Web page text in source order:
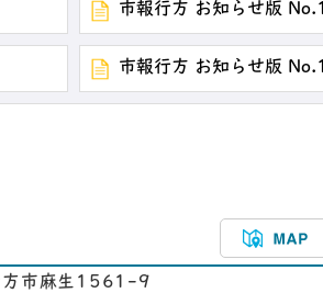
市報行方 お知らせ版
市報行方 お知らせ版
市麻生1561-9